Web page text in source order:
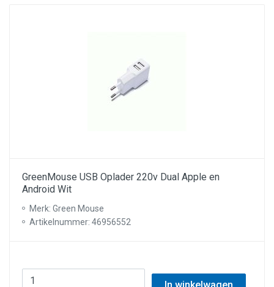
GreenMouse USB Oplader 220v Dual Apple en
Android Wit
Merk: Green Mouse
Artikelnummer: 46956552